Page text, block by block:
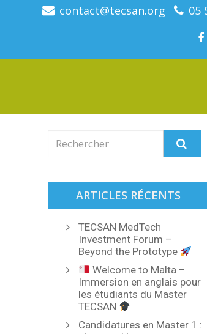
contact@tecsan.org 05
ARTICLES RÉCENTS
TECSAN MedTech
Investment Forum –
Beyond the Prototype
Welcome to Malta –
Immersion en anglais pour
les étudiants du Master
TECSAN
Candidatures en Master 1 :